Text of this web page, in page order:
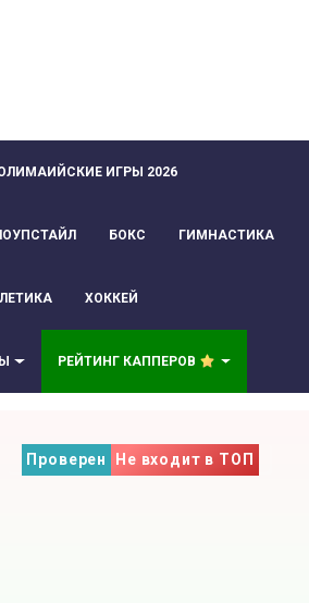
ИГРЫ 2026
БОКС ГИМНАСТИКА
ХОККЕЙ
РЕЙТИНГ КАППЕРОВ
Проверен Не входит в ТОП